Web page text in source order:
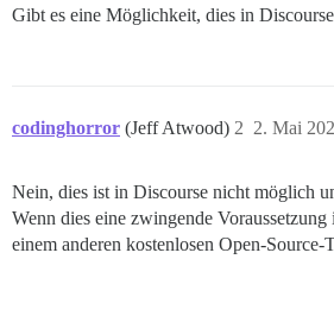
Gibt es eine Möglichkeit, dies in
codinghorror (Jeff Atwood) 2. Mai
2
Nein, dies ist in Discourse nicht möglich
Wenn dies eine zwingende Voraussetzung
einem anderen kostenlosen Open-Source-